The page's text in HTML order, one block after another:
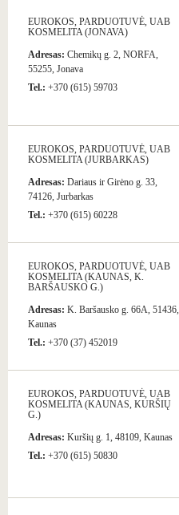
EUROKOS, PARDUOTUVĖ, UAB
KOSMELITA (JONAVA)
Adresas: Chemikų g. 2, NORFA,
55255, Jonava
Tel.: +370 (615) 59703
EUROKOS, PARDUOTUVĖ, UAB
KOSMELITA (JURBARKAS)
Adresas: Dariaus ir Girėno g. 33,
74126, Jurbarkas
Tel.: +370 (615) 60228
EUROKOS, PARDUOTUVĖ, UAB
KOSMELITA (KAUNAS, K.
BARŠAUSKO G.)
Adresas: K. Baršausko g. 66A, 51436,
Kaunas
Tel.: +370 (37) 452019
EUROKOS, PARDUOTUVĖ, UAB
KOSMELITA (KAUNAS, KURŠIŲ
G.)
Adresas: Kuršių g. 1, 48109, Kaunas
Tel.: +370 (615) 50830